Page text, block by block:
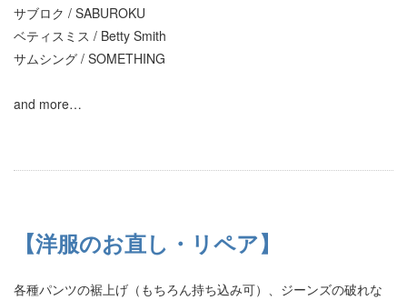
サブロク / SABUROKU
ベティスミス / Betty Smith
サムシング / SOMETHING
and more…
【洋服のお直し・リペア】
各種パンツの裾上げ（もちろん持ち込み可）、ジーンズの破れな